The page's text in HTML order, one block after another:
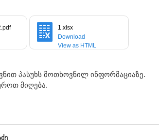
1.xlsx
Download
View as HTML
პასუხს მოთხოვნილ ინფორმაციაზე.
მიღება.